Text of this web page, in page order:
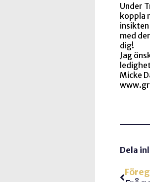
Under
koppla
med
dig!
Jag
Micke
Dela